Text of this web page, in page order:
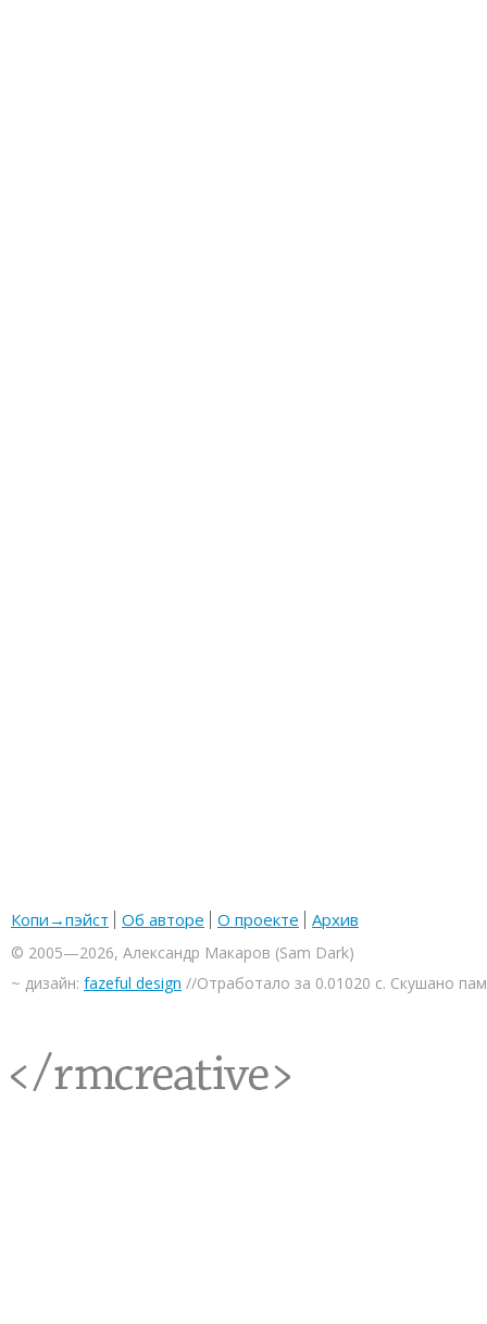
Копи→пэйст Об авторе О проекте Архив
© 2005—2026, Александр Макаров (Sam Dark)
~ дизайн: fazeful design //Отработало за 0.01020 с. Скушано
<rmcreative/>